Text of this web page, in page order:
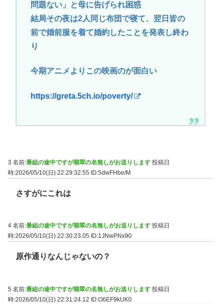
問題ない」と母に告げられ困惑
結局その夜は2人同じ布団で寝て、翌日皆の
前で婚前服を着て婚約したことを発表し終わ
り
今期アニメよりこの映画のが面白い
https://greta.5ch.io/poverty/
3 名前:番組の途中ですが翡翠の名無しがお送りします 投稿日
時:2026/05/10(日) 22:29:32.55 ID:5dwFHbe/M
さすがにこれは
4 名前:番組の途中ですが翡翠の名無しがお送りします 投稿日
時:2026/05/10(日) 22:30:23.05
ID:1JNwPNx90
原作通りなんじゃないの？
5 名前:番組の途中ですが翡翠の名無しがお送りします 投稿日
時:2026/05/10(日) 22:31:24.12 ID:O6EF9kUK0